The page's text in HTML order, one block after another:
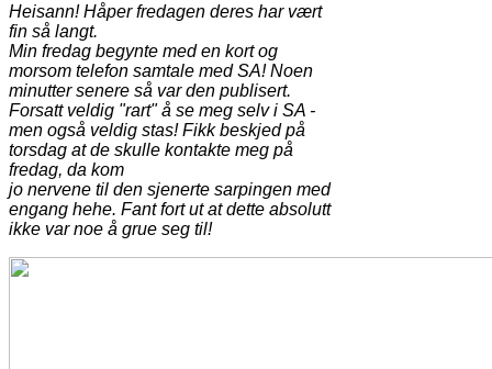
Heisann! Håper fredagen deres har vært
fin så langt.
Min fredag begynte med en kort og
morsom telefon samtale med SA! Noen
minutter senere så var den publisert.
Forsatt veldig "rart" å se meg selv i SA -
men også veldig stas! Fikk beskjed på
torsdag at de skulle kontakte meg på
fredag, da kom
jo nervene til den sjenerte sarpingen med
engang hehe. Fant fort ut at dette absolutt
ikke var noe å grue seg til!